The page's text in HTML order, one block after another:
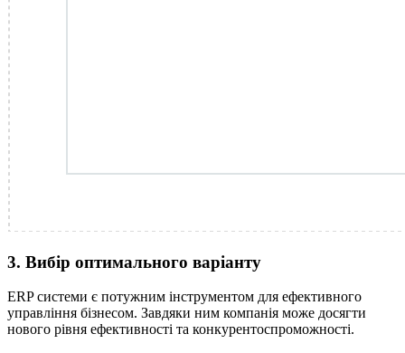
3. Вибір оптимального варіанту
ERP системи є потужним інструментом для ефективного
управління бізнесом. Завдяки ним компанія може досягти
нового рівня ефективності та конкурентоспроможності.